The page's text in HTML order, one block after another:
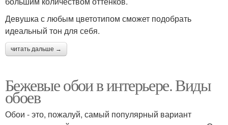
Девушка с любым цветотипом сможет подобрать
идеальный тон для себя.
читать дальше →
Бежевые обои в интерьере. Виды
обоев
Обои - это, пожалуй, самый популярный вариант